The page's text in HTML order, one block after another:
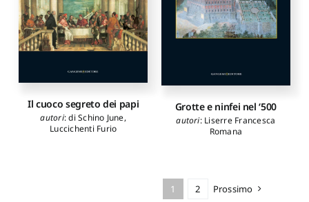
Il cuoco segreto dei papi
autori:di Schino June,
Luccichenti Furio
Grotte e ninfei nel ‘500
autori: Liserre Francesca
Romana
1 2 Prossimo